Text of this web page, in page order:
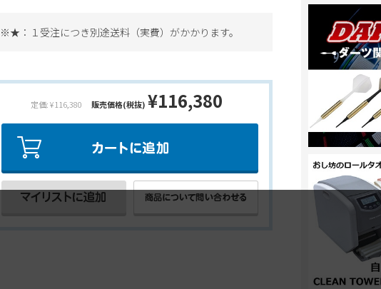
※★：１受注につき別途送料（実費）がかかります。
定価: ¥116,380 販売価格(税抜) ¥116,380